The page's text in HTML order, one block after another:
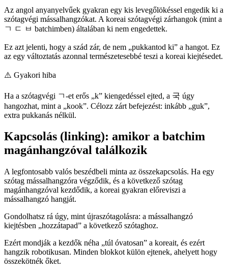
Az angol anyanyelvűek gyakran egy kis levegőlökéssel engedik ki a
szótagvégi mássalhangzókat. A koreai szótagvégi zárhangok (mint a
ㄱ ㄷ ㅂ batchimben) általában ki nem engedettek.
Ez azt jelenti, hogy a szád zár, de nem „pukkantod ki” a hangot. Ez
az egy változtatás azonnal természetesebbé teszi a koreai kiejtésedet.
⚠️ Gyakori hiba
Ha a szótagvégi ㄱ-et erős „k” kiengedéssel ejted, a 국 úgy
hangozhat, mint a „kook”. Célozz zárt befejezést: inkább „guk”,
extra pukkanás nélkül.
Kapcsolás (linking): amikor a batchim
magánhangzóval találkozik
A legfontosabb valós beszédbeli minta az összekapcsolás. Ha egy
szótag mássalhangzóra végződik, és a következő szótag
magánhangzóval kezdődik, a koreai gyakran előreviszi a
mássalhangzó hangját.
Gondolhatsz rá úgy, mint újraszótagolásra: a mássalhangzó
kiejtésben „hozzátapad” a következő szótaghoz.
Ezért mondják a kezdők néha „túl óvatosan” a koreait, és ezért
hangzik robotikusan. Minden blokkot külön ejtenek, ahelyett hogy
összekötnék őket.